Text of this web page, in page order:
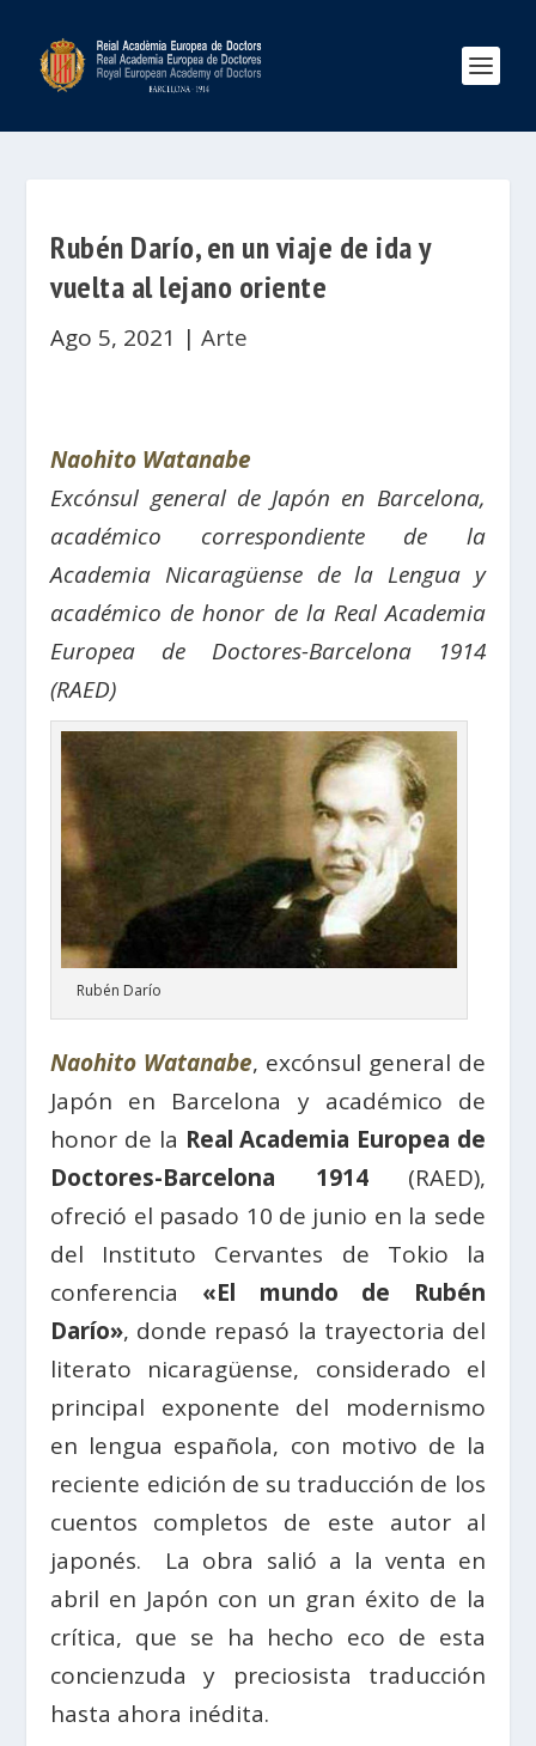
Rubén Darío, en un viaje de ida y
vuelta al lejano oriente
Ago 5, 2021 |Arte
Naohito Watanabe
Excónsul general de Japón en Barcelona,
académico correspondiente de la
Academia Nicaragüense de la Lengua y
académico de honor de la Real Academia
Europea de Doctores-Barcelona 1914
(RAED)
Rubén Darío
Naohito Watanabe, excónsul general de
Japón en Barcelona y académico de
honor de la Real Academia Europea de
Doctores-Barcelona 1914(RAED),
ofreció el pasado 10 de junio en la sede
del Instituto Cervantes de Tokio la
conferencia «El mundo de Rubén
Darío», donde repasó la trayectoria del
literato nicaragüense, considerado el
principal exponente del modernismo
en lengua española, con motivo de la
reciente edición de su traducción de los
cuentos completos de este autor al
japonés. La obra salió a la venta en
abril en Japón con un gran éxito de la
crítica, que se ha hecho eco de esta
concienzuda y preciosista traducción
hasta ahora inédita.